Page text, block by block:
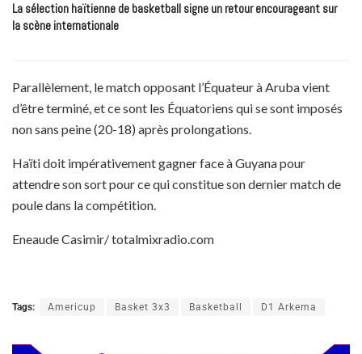
La sélection haïtienne de basketball signe un retour encourageant sur
la scène internationale
Parallèlement, le match opposant l’Équateur à Aruba vient
d’être terminé, et ce sont les Équatoriens qui se sont imposés
non sans peine (20-18) après prolongations.
Haïti doit impérativement gagner face à Guyana pour
attendre son sort pour ce qui constitue son dernier match de
poule dans la compétition.
Eneaude Casimir/ totalmixradio.com
Tags: Americup Basket 3x3 Basketball D1 Arkema